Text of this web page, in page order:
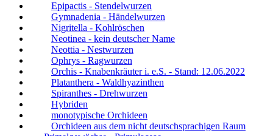
Epipactis - Stendelwurzen
Gymnadenia - Händelwurzen
Nigritella - Kohlröschen
Neotinea - kein deutscher Name
Neottia - Nestwurzen
Ophrys - Ragwurzen
Orchis - Knabenkräuter i. e.S. - Stand: 12.06.2022
Platanthera - Waldhyazinthen
Spiranthes - Drehwurzen
Hybriden
monotypische Orchideen
Orchideen aus dem nicht deutschsprachigen Raum